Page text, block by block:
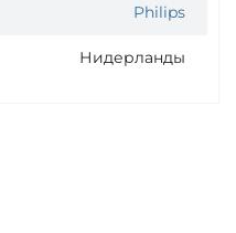
Philips
Нидерланды